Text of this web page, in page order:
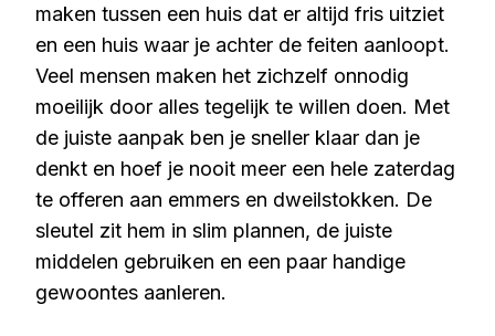
maken tussen een huis dat er altijd fris uitziet
en een huis waar je achter de feiten aanloopt.
Veel mensen maken het zichzelf onnodig
moeilijk door alles tegelijk te willen doen. Met
de juiste aanpak ben je sneller klaar dan je
denkt en hoef je nooit meer een hele zaterdag
te offeren aan emmers en dweilstokken. De
sleutel zit hem in slim plannen, de juiste
middelen gebruiken en een paar handige
gewoontes aanleren.